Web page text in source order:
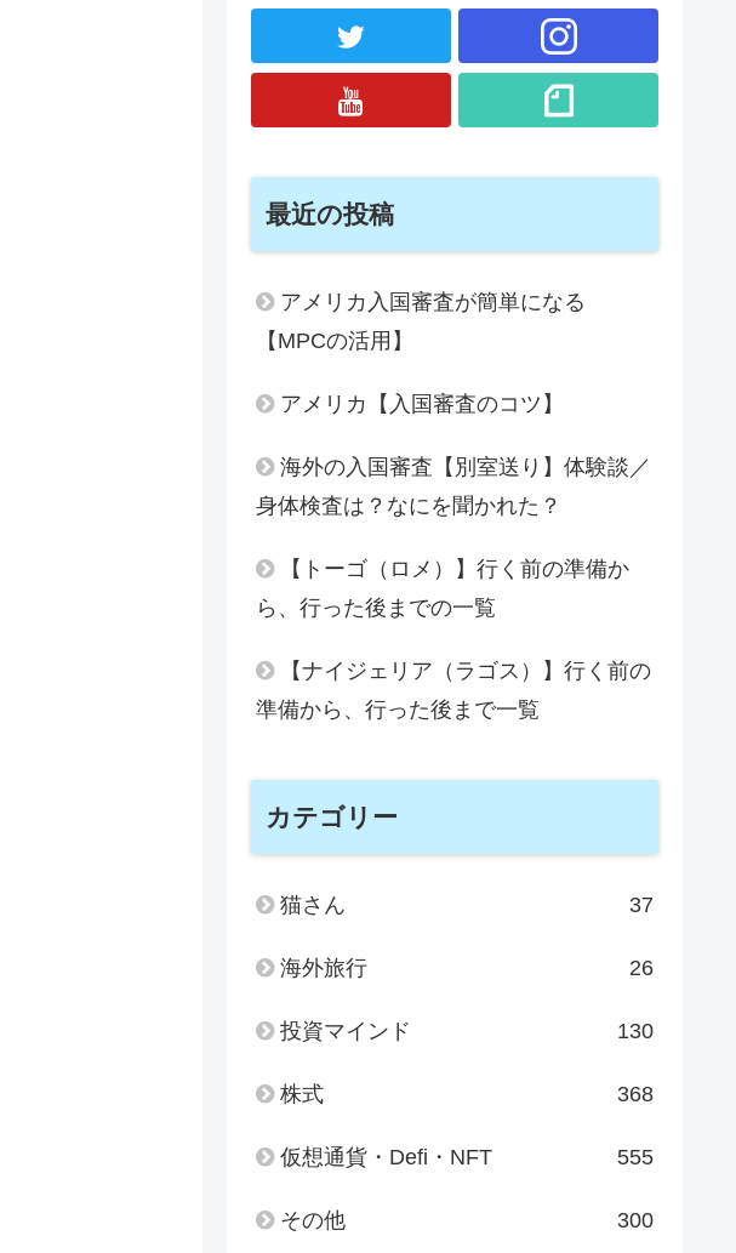
最近の投稿
アメリカ入国審査が簡単になる
【MPCの活用】
アメリカ【入国審査のコツ】
海外の入国審査【別室送り】体験談／
身体検査は？なにを聞かれた？
【トーゴ（ロメ）】行く前の準備か
ら、行った後までの一覧
【ナイジェリア（ラゴス）】行く前の
準備から、行った後まで一覧
カテゴリー
猫さん 37
海外旅行 26
投資マインド 130
株式 368
仮想通貨・Defi・NFT 555
その他 300